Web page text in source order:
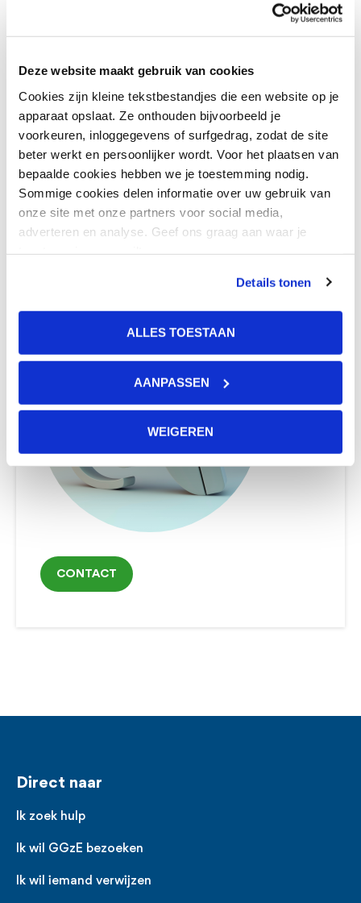
Deze website maakt gebruik van cookies
Cookies zijn kleine tekstbestandjes die een website op je
apparaat opslaat. Ze onthouden bijvoorbeeld je
voorkeuren, inloggegevens of surfgedrag, zodat de site
beter werkt en persoonlijker wordt. Voor het plaatsen van
bepaalde cookies hebben we je toestemming nodig.
Sommige cookies delen informatie over uw gebruik van
onze site met onze partners voor social media,
adverteren en analyse. Geef ons graag aan waar je
Details tonen
ALLES TOESTAAN
AANPASSEN
WEIGEREN
Geestdrift (Tranzo)
Meer weten? We helpen je
graag
Neem contact op met GGzE via deze
CONTACT
Voet
Direct naar
Ik zoek hulp
Ik wil GGzE bezoeken
Ik wil iemand verwijzen